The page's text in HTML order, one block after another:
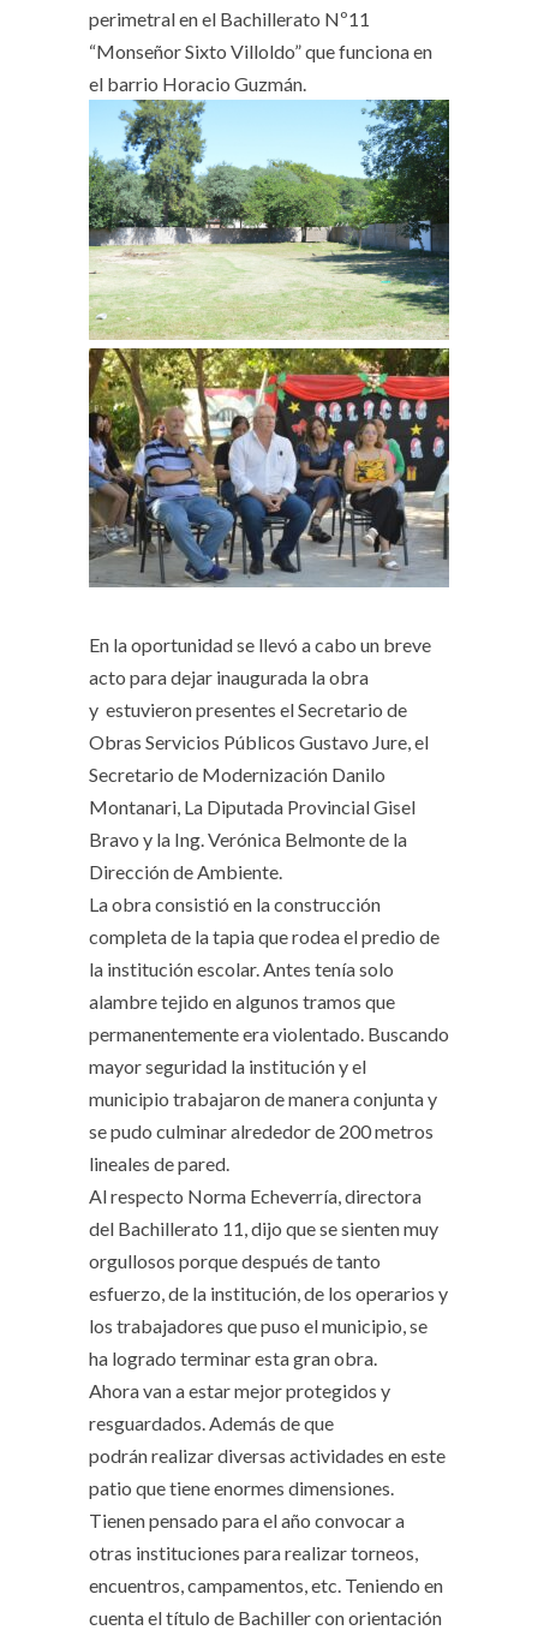
perimetral en el Bachillerato Nº11
“Monseñor Sixto Villoldo” que funciona en
el barrio Horacio Guzmán.
En la oportunidad se llevó a cabo un breve
acto para dejar inaugurada la obra
y estuvieron presentes el Secretario de
Obras Servicios Públicos Gustavo Jure, el
Secretario de Modernización Danilo
Montanari, La Diputada Provincial Gisel
Bravo y la Ing. Verónica Belmonte de la
Dirección de Ambiente.
La obra consistió en la construcción
completa de la tapia que rodea el predio de
la institución escolar. Antes tenía solo
alambre tejido en algunos tramos que
permanentemente era violentado. Buscando
mayor seguridad la institución y el
municipio trabajaron de manera conjunta y
se pudo culminar alrededor de 200 metros
lineales de pared.
Al respecto Norma Echeverría, directora
del Bachillerato 11, dijo que se sienten muy
orgullosos porque después de tanto
esfuerzo, de la institución, de los operarios y
los trabajadores que puso el municipio, se
ha logrado terminar esta gran obra.
Ahora van a estar mejor protegidos y
resguardados. Además de que
podrán realizar diversas actividades en este
patio que tiene enormes dimensiones.
Tienen pensado para el año convocar a
otras instituciones para realizar torneos,
encuentros, campamentos, etc. Teniendo en
cuenta el título de Bachiller con orientación